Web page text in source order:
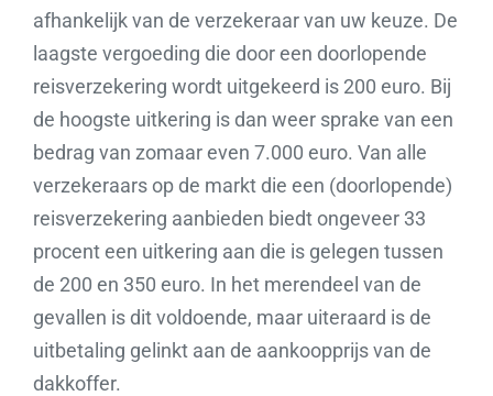
afhankelijk van de verzekeraar van uw keuze. De
laagste vergoeding die door een doorlopende
reisverzekering wordt uitgekeerd is 200 euro. Bij
de hoogste uitkering is dan weer sprake van een
bedrag van zomaar even 7.000 euro. Van alle
verzekeraars op de markt die een (doorlopende)
reisverzekering aanbieden biedt ongeveer 33
procent een uitkering aan die is gelegen tussen
de 200 en 350 euro. In het merendeel van de
gevallen is dit voldoende, maar uiteraard is de
uitbetaling gelinkt aan de aankoopprijs van de
dakkoffer.